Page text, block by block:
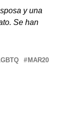
y una
Se han
MAR20